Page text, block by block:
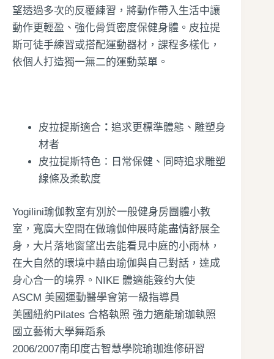
望透過多次的反覆練習，將動作帶入生活中讓
動作更輕盈、強化骨質密度保健身體。皮拉提
斯可徒手練習或搭配運動器材，課程多樣化，
依個人打造獨一無二的運動菜單。
皮拉提斯適合： 追求更標準體態、雕塑身
材者
皮拉提斯特色：日常保健、同時追求雕塑
線條及柔軟度
Yogilini瑜伽教室有別於一般健身房團體小教
室，寬廣大空間在做瑜伽伸展時能盡情舒展全
身，大片落地窗望出去能看見中庭的小雨林，
在大自然的環境中藉由瑜伽與自己對話，達成
身心合一的境界。NIKE 體適能簽约大使
ASCM 美國運動醫學會第一級指導員
美國紐約Pilates 合格執照 強力適能瑜珈執照
國立藝術大學舞蹈系
2006/2007南印度古智慧學院瑜珈進修研習